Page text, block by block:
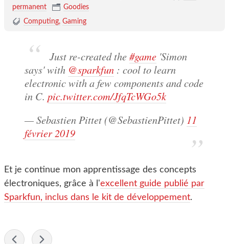
permanent
Goodies
Computing Gaming
Just re-created the#game 'Simon
says' with @sparkfun : cool to learn
electronic with a few components and code
in C. pic.twitter.com/JfqTcWGo5k
— Sebastien Pittet (@SebastienPittet) 11
février 2019
Et je continue mon apprentissage des concepts
électroniques, grâce à l'excellent guide publié par
Sparkfun, inclus dans le kit de développement.